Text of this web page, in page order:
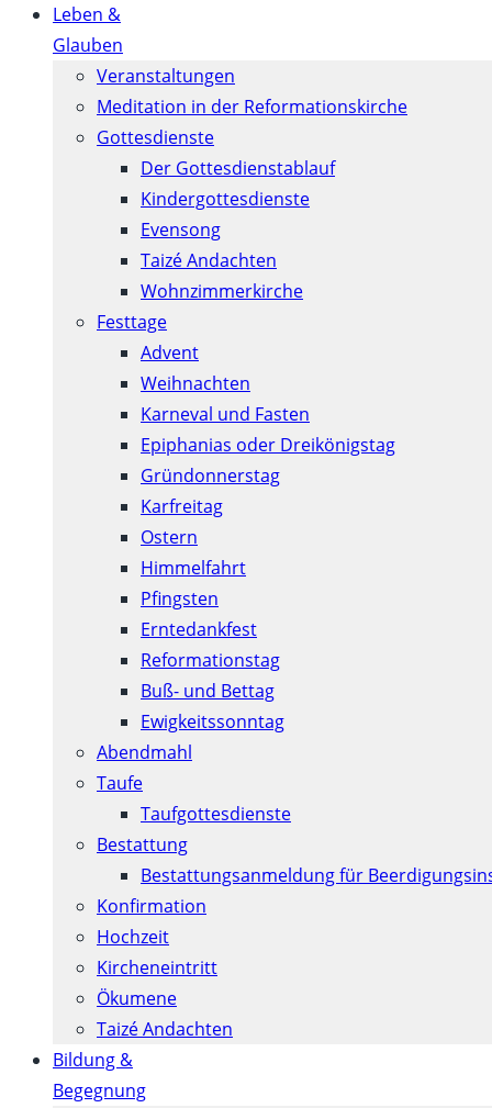
Leben &
Glauben
Veranstaltungen
Meditation in der Reformationskirche
Gottesdienste
Der Gottesdienstablauf
Kindergottesdienste
Evensong
Taizé Andachten
Wohnzimmerkirche
Festtage
Advent
Weihnachten
Karneval und Fasten
Epiphanias oder Dreikönigstag
Gründonnerstag
Karfreitag
Ostern
Himmelfahrt
Pfingsten
Erntedankfest
Reformationstag
Buß- und Bettag
Ewigkeitssonntag
Abendmahl
Taufe
Taufgottesdienste
Bestattung
Bestattungsanmeldung für
Konfirmation
Hochzeit
Kircheneintritt
Ökumene
Taizé Andachten
Bildung &
Begegnung